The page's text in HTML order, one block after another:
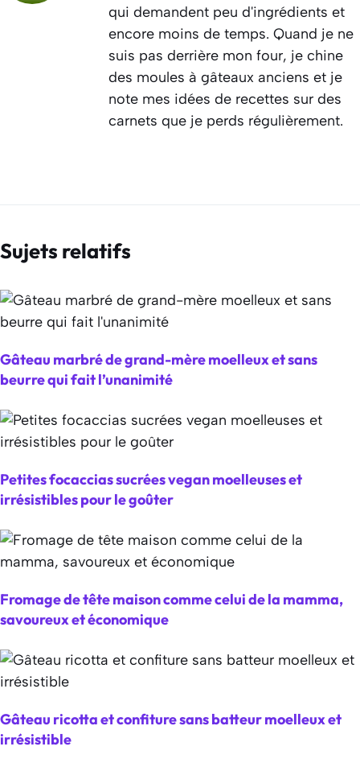
qui demandent peu d'ingrédients et
encore moins de temps. Quand je ne
suis pas derrière mon four, je chine
des moules à gâteaux anciens et je
note mes idées de recettes sur des
carnets que je perds régulièrement.
Sujets relatifs
Gâteau marbré de grand-mère moelleux et sans
beurre qui fait l’unanimité
Petites focaccias sucrées vegan moelleuses et
irrésistibles pour le goûter
Fromage de tête maison comme celui de la mamma,
savoureux et économique
Gâteau ricotta et confiture sans batteur moelleux et
irrésistible